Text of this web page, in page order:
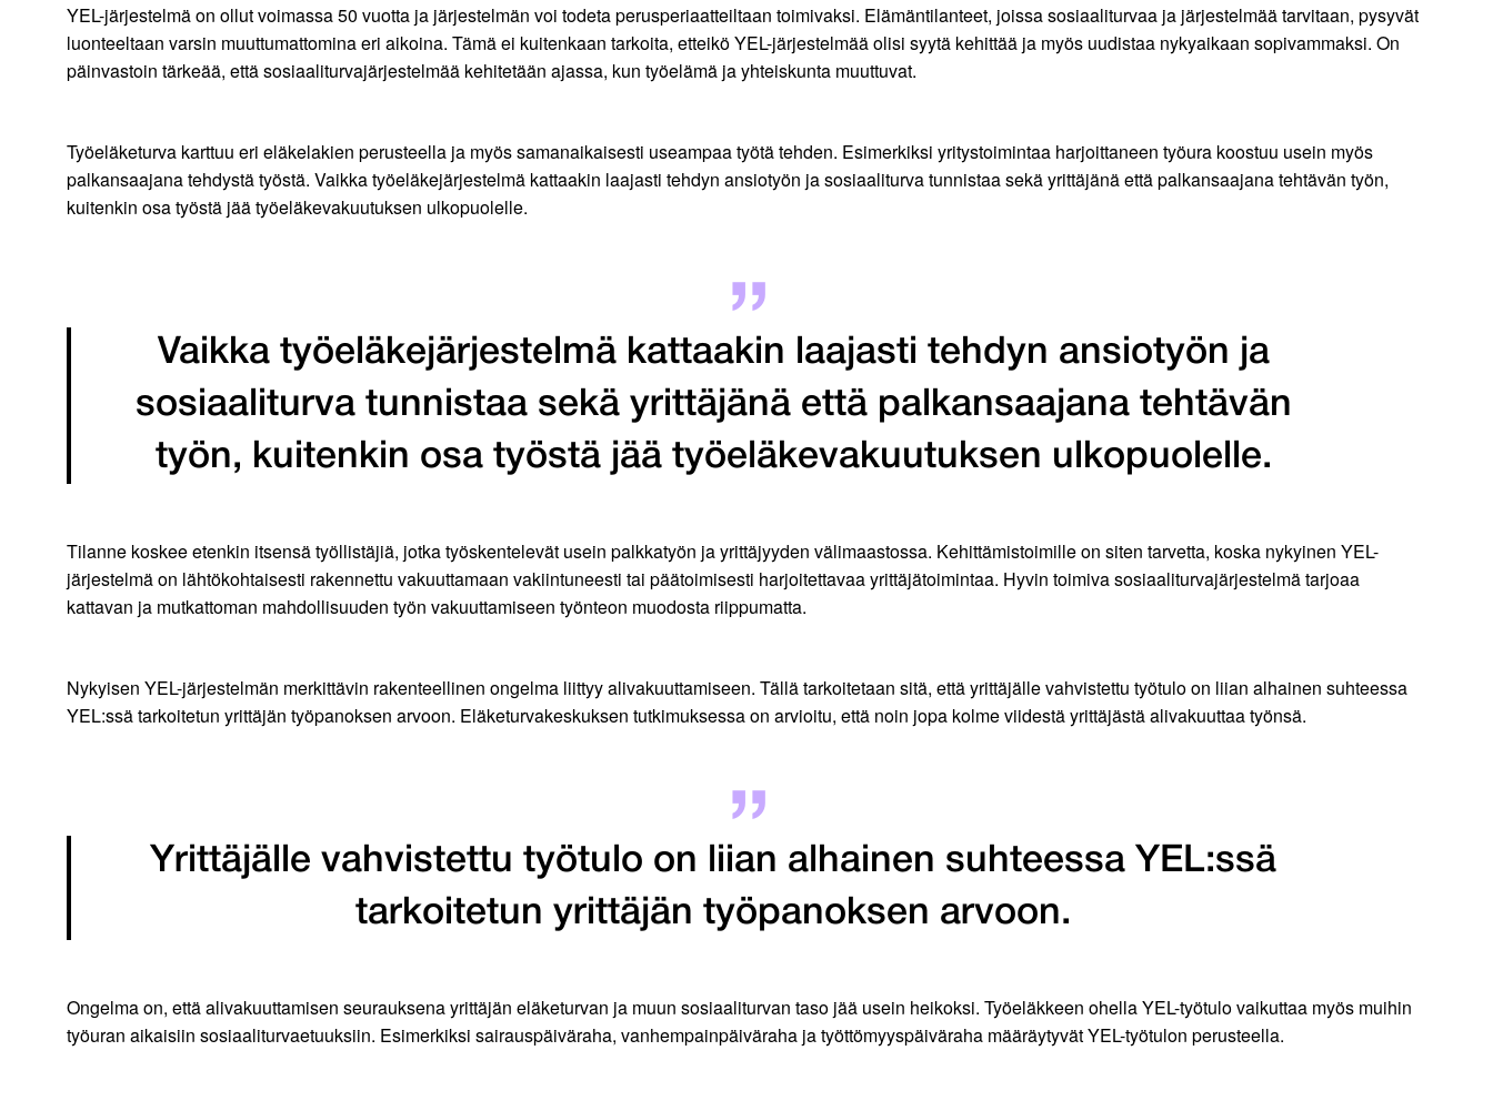
YEL-järjestelmä on ollut voimassa 50 vuotta ja järjestelmän voi todeta perusperiaatteiltaan toimivaksi. Elämäntilanteet, joissa sosiaaliturvaa ja järjestelmää tarvitaan, pysyvät
luonteeltaan varsin muuttumattomina eri aikoina. Tämä ei kuitenkaan tarkoita, etteikö YEL-järjestelmää olisi syytä kehittää ja myös uudistaa nykyaikaan sopivammaksi. On
päinvastoin tärkeää, että sosiaaliturvajärjestelmää kehitetään ajassa, kun työelämä ja yhteiskunta muuttuvat.
Työeläketurva karttuu eri eläkelakien perusteella ja myös samanaikaisesti useampaa työtä tehden. Esimerkiksi yritystoimintaa harjoittaneen työura koostuu usein myös
palkansaajana tehdystä työstä. Vaikka työeläkejärjestelmä kattaakin laajasti tehdyn ansiotyön ja sosiaaliturva tunnistaa sekä yrittäjänä että palkansaajana tehtävän työn,
kuitenkin osa työstä jää työeläkevakuutuksen ulkopuolelle.
Vaikka työeläkejärjestelmä kattaakin laajasti tehdyn ansiotyön ja
sosiaaliturva tunnistaa sekä yrittäjänä että palkansaajana tehtävän
työn, kuitenkin osa työstä jää työeläkevakuutuksen ulkopuolelle.
Tilanne koskee etenkin itsensä työllistäjiä, jotka työskentelevät usein palkkatyön ja yrittäjyyden välimaastossa. Kehittämistoimille on siten tarvetta, koska nykyinen YEL-
järjestelmä on lähtökohtaisesti rakennettu vakuuttamaan vakiintuneesti tai päätoimisesti harjoitettavaa yrittäjätoimintaa. Hyvin toimiva sosiaaliturvajärjestelmä tarjoaa
kattavan ja mutkattoman mahdollisuuden työn vakuuttamiseen työnteon muodosta riippumatta.
Nykyisen YEL-järjestelmän merkittävin rakenteellinen ongelma liittyy alivakuuttamiseen. Tällä tarkoitetaan sitä, että yrittäjälle vahvistettu työtulo on liian alhainen suhteessa
YEL:ssä tarkoitetun yrittäjän työpanoksen arvoon. Eläketurvakeskuksen tutkimuksessa on arvioitu, että noin jopa kolme viidestä yrittäjästä alivakuuttaa työnsä.
Yrittäjälle vahvistettu työtulo on liian alhainen suhteessa YEL:ssä
tarkoitetun yrittäjän työpanoksen arvoon.
Ongelma on, että alivakuuttamisen seurauksena yrittäjän eläketurvan ja muun sosiaaliturvan taso jää usein heikoksi. Työeläkkeen ohella YEL-työtulo vaikuttaa myös muihin
työuran aikaisiin sosiaaliturvaetuuksiin. Esimerkiksi sairauspäiväraha, vanhempainpäiväraha ja työttömyyspäiväraha määräytyvät YEL-työtulon perusteella.